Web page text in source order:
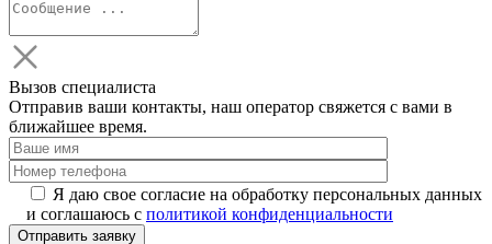
Вызов специалиста
Отправив ваши контакты, наш оператор свяжется с вами в
ближайшее время.
Я даю свое согласие на обработку персональных данных
и соглашаюсь с политикой конфиденциальности